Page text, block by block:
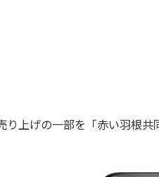
上げの一部を「赤い羽根